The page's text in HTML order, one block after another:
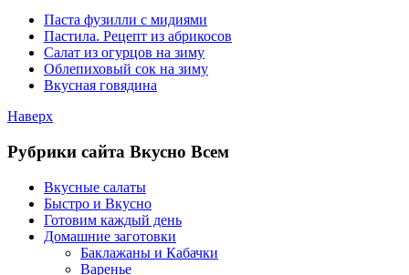
Паста фузилли с мидиями
Пастила. Рецепт из абрикосов
Салат из огурцов на зиму
Облепиховый сок на зиму
Вкусная говядина
Наверх
Рубрики сайта Вкусно Всем
Вкусные салаты
Быстро и Вкусно
Готовим каждый день
Домашние заготовки
Баклажаны и Кабачки
Варенье